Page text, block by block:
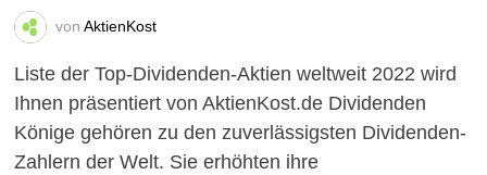
von AktienKost
Liste der Top-Dividenden-Aktien weltweit 2022 wird
Ihnen präsentiert von AktienKost.de Dividenden
Könige gehören zu den zuverlässigsten Dividenden-
Zahlern der Welt. Sie erhöhten ihre